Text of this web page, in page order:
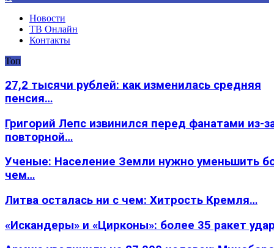
Новости
ТВ Онлайн
Контакты
Топ
27,2 тысячи рублей: как изменилась средняя
пенсия…
Григорий Лепс извинился перед фанатами из-
повторной…
Ученые: Население Земли нужно уменьшить
чем…
Литва осталась ни с чем: Хитрость Кремля…
«Искандеры» и «Цирконы»: более 35 ракет